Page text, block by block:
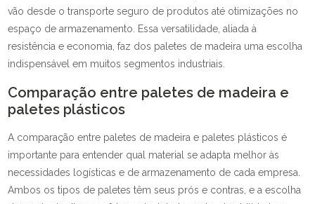
vão desde o transporte seguro de produtos até otimizações no
espaço de armazenamento. Essa versatilidade, aliada à
resistência e economia, faz dos paletes de madeira uma escolha
indispensável em muitos segmentos industriais.
Comparação entre paletes de madeira e
paletes plásticos
A comparação entre paletes de madeira e paletes plásticos é
importante para entender qual material se adapta melhor às
necessidades logísticas e de armazenamento de cada empresa.
Ambos os tipos de paletes têm seus prós e contras, e a escolha